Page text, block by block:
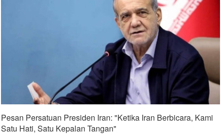
Pesan Persatuan Presiden Iran: "Ketika Iran Berbicara, Kami
Satu Hati, Satu Kepalan Tangan"